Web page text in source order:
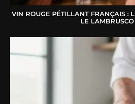
VIN ROUGE PÉTILLANT FRANÇAIS :
LE